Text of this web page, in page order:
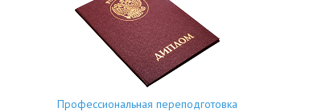
Профессиональная переподготовка